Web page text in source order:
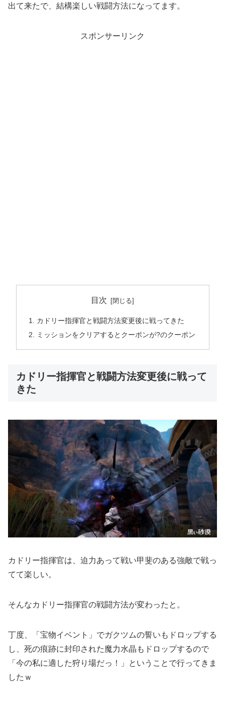
出て来たで、結構楽しい戦闘方法になってます。
スポンサーリンク
目次
カドリー指揮官と戦闘方法変更後に戦ってきた
ミッションをクリアするとクーポンが?のクーポン
カドリー指揮官と戦闘方法変更後に戦って
きた
カドリー指揮官は、迫力あって戦い甲斐のある強敵で戦っ
てて楽しい。
そんなカドリー指揮官の戦闘方法が変わったと。
丁度、「宝物イベント」でガクツムの誓いもドロップする
し、死の痕跡に封印された魔力水晶もドロップするので
「今の私に適した狩り場だっ！」ということで行ってきま
したｗ